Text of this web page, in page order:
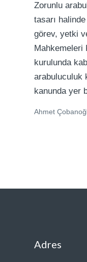
Zorunlu
tasarı
görev, yetki
Mahkemeleri
kurulunda
arabuluculuk
kanunda yer
Ahmet
Adres